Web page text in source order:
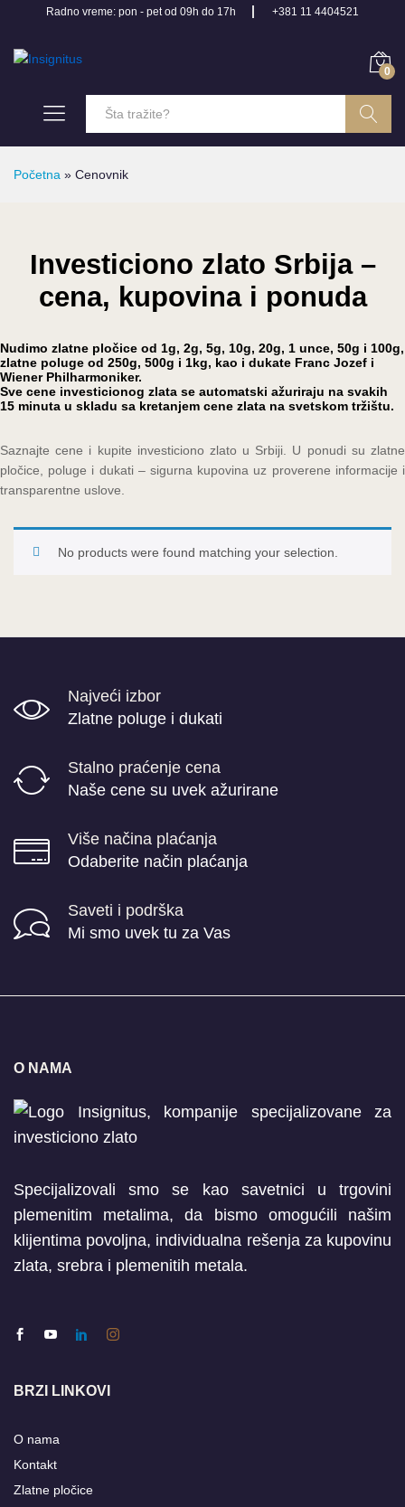
Radno vreme: pon - pet od 09h do 17h +381 11 4404521
0
Početna » Cenovnik
Investiciono zlato Srbija –
cena, kupovina i ponuda
Nudimo zlatne pločice od 1g, 2g, 5g, 10g, 20g, 1 unce, 50g i 100g,
zlatne poluge od 250g, 500g i 1kg, kao i dukate Franc Jozef i
Wiener Philharmoniker.
Sve cene investicionog zlata se automatski ažuriraju na svakih
15 minuta u skladu sa kretanjem cene zlata na svetskom tržištu.
Saznajte cene i kupite investiciono zlato u Srbiji. U ponudi su zlatne
pločice, poluge i dukati – sigurna kupovina uz proverene informacije i
transparentne uslove.
No products were found matching your selection.
Najveći izbor
Zlatne poluge i dukati
Stalno praćenje cena
Naše cene su uvek ažurirane
Više načina plaćanja
Odaberite način plaćanja
Saveti i podrška
Mi smo uvek tu za Vas
O NAMA
Specijalizovali smo se kao savetnici u trgovini
plemenitim metalima, da bismo omogućili našim
klijentima povoljna, individualna rešenja za kupovinu
zlata, srebra i plemenitih metala.
BRZI LINKOVI
O nama
Kontakt
Zlatne pločice